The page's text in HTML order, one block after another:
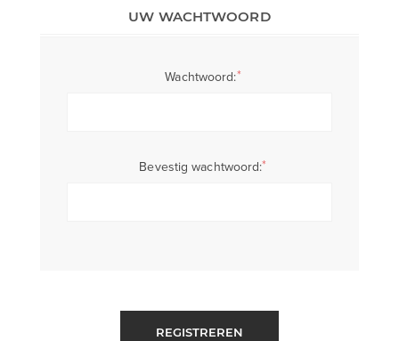
UW WACHTWOORD
Wachtwoord:*
Bevestig wachtwoord:*
REGISTREREN